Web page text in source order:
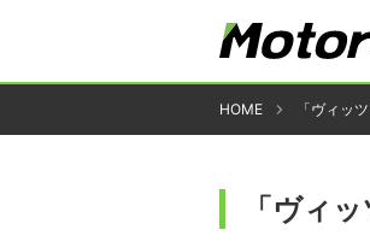
HOME 「ヴィッ
「ヴィ